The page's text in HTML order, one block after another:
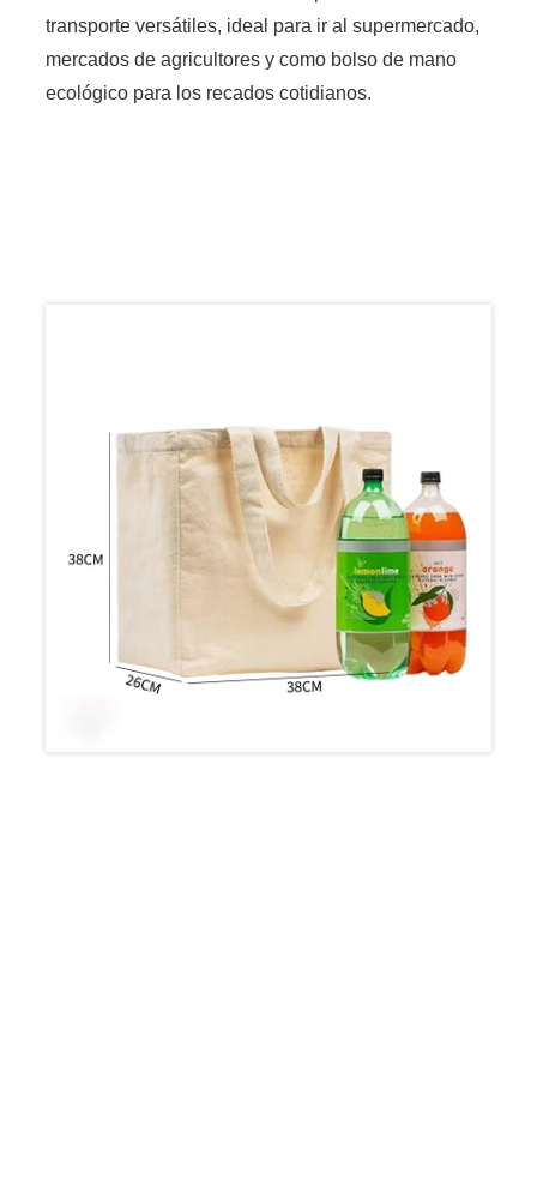
transporte versátiles, ideal para ir al supermercado,
mercados de agricultores y como bolso de mano
ecológico para los recados cotidianos.